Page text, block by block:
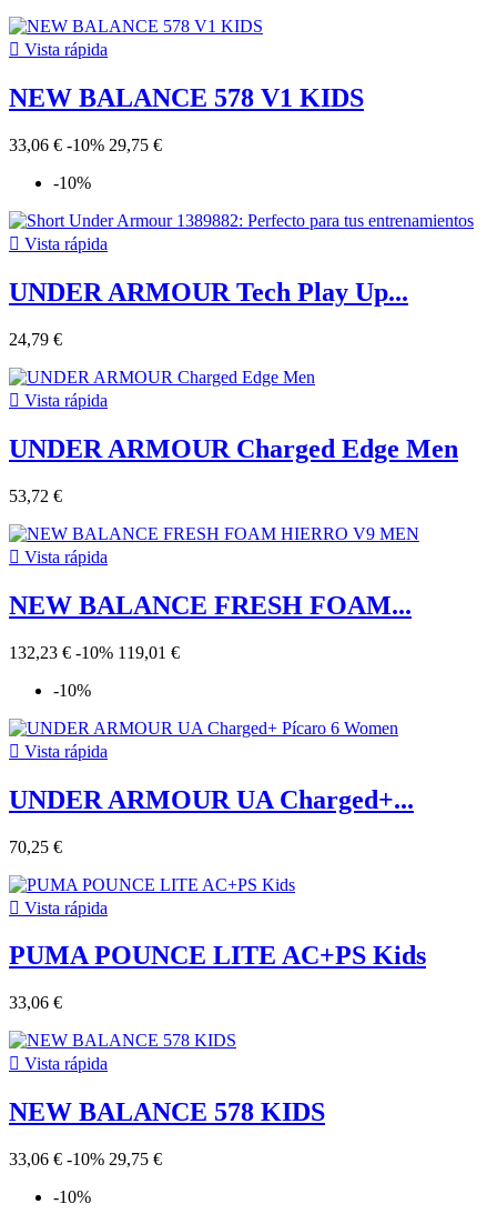
 Vista rápida
NEW BALANCE 578 V1 KIDS
33,06 € -10% 29,75 €
-10%
 Vista rápida
UNDER ARMOUR Tech Play Up...
24,79 €
 Vista rápida
UNDER ARMOUR Charged Edge Men
53,72 €
 Vista rápida
NEW BALANCE FRESH FOAM...
132,23 € -10% 119,01 €
-10%
 Vista rápida
UNDER ARMOUR UA Charged+...
70,25 €
 Vista rápida
PUMA POUNCE LITE AC+PS Kids
33,06 €
 Vista rápida
NEW BALANCE 578 KIDS
33,06 € -10% 29,75 €
-10%